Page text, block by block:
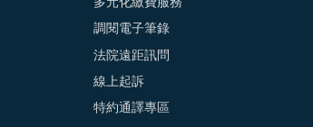
調閱電子筆錄
法院遠距訊問
線上起訴
特約通譯專區